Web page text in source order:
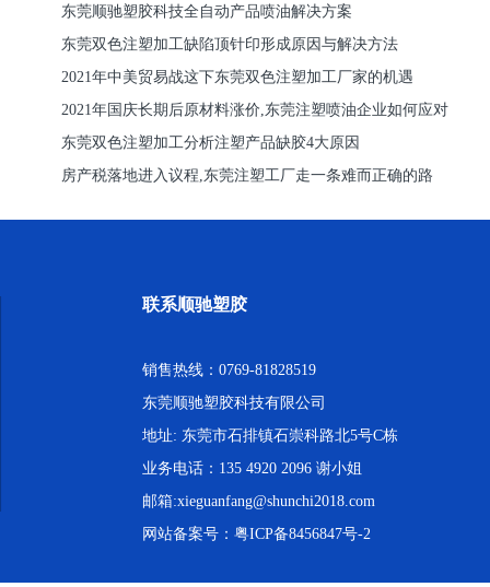
东莞顺驰塑胶科技全自动产品喷油解决方案
东莞双色注塑加工缺陷顶针印形成原因与解决方法
2021年中美贸易战这下东莞双色注塑加工厂家的机遇
2021年国庆长期后原材料涨价,东莞注塑喷油企业如何应对
东莞双色注塑加工分析注塑产品缺胶4大原因
房产税落地进入议程,东莞注塑工厂走一条难而正确的路
联系顺驰塑胶
销售热线：0769-81828519
东莞顺驰塑胶科技有限公司
地址: 东莞市石排镇石崇科路北5号C栋
业务电话：135 4920 2096 谢小姐
邮箱:xieguanfang@shunchi2018.com
网站备案号： 粤ICP备8456847号-2